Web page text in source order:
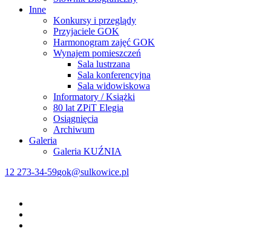
Inne
Konkursy i przeglądy
Przyjaciele GOK
Harmonogram zajęć GOK
Wynajem pomieszczeń
Sala lustrzana
Sala konferencyjna
Sala widowiskowa
Informatory / Książki
80 lat ZPiT Elegia
Osiągnięcia
Archiwum
Galeria
Galeria KUŹNIA
12 273-34-59gok@sulkowice.pl